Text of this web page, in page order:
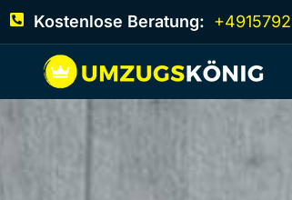
Kostenlose Beratung: